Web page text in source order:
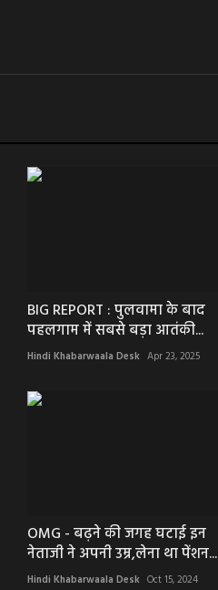
BIG REPORT : पुलवामा के बाद
पहलगाम में सबसे बड़ा आतंकी...
Hindi Khabarwaala Desk Apr 23, 2025
OMG - बढ़ने की जगह घटाई इन
नेताजी ने अपनी उम्र,लेना था पेंशन...
Hindi Khabarwaala Desk Oct 15, 2024